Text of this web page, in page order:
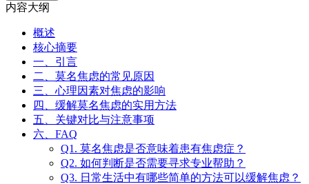
内容大纲
概述
核心摘要
一、引言
二、莫名焦虑的常见原因
三、心理因素对焦虑的影响
四、缓解莫名焦虑的实用方法
五、关键对比与注意事项
六、FAQ
Q1. 莫名焦虑是否意味着患有焦虑症？
Q2. 如何判断是否需要寻求专业帮助？
Q3. 日常生活中有哪些简单的方法可以缓解焦虑？